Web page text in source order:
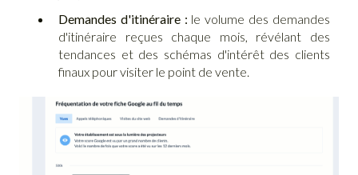
Demandes d'itinéraire : le volume des demandes
d'itinéraire reçues chaque mois, révélant des
tendances et des schémas d'intérêt des clients
finaux pour visiter le point de vente.